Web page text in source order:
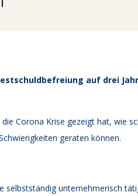
auf drei
Corona Krise gezeigt hat, wie
geraten können.
selbstständig unternehmerisch